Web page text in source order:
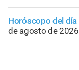
Horóscopo del día
de agosto de 2026